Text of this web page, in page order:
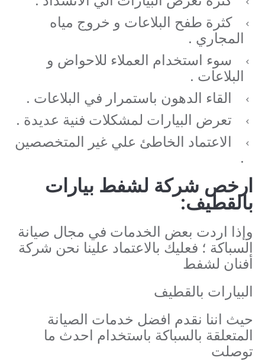
كثرة طفح البلاعات و خروج مياه
المجاري .
سوء استخدام العملاء للاحواض و
البلاعات .
القاء الدهون باستمرار في البلاعات .
تعرض البيارات لمشكلات فنية عديدة .
الاعتماد الخاطئ علي غير المتخصصين
.
ارخص شركة لشفط بيارات
بالقطيف:
وإذا اردت بعض الخدمات في مجال صيانة
السباكة ؛ فعليك بالاعتماد علينا نحن شركة
أفنان لشفط
البيارات بالقطيف
حيث اننا نقدم افضل خدمات الصيانة
المتعلقة بالسباكة باستخدام احدث ما
توصلت